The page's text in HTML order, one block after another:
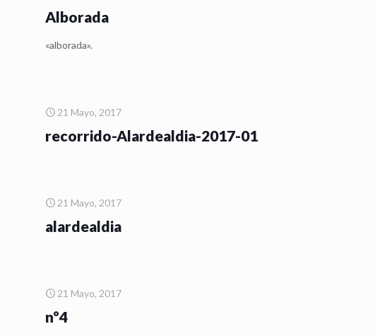
Alborada
«alborada».
21 Mayo, 2017
recorrido-Alardealdia-2017-01
21 Mayo, 2017
alardealdia
21 Mayo, 2017
nº4